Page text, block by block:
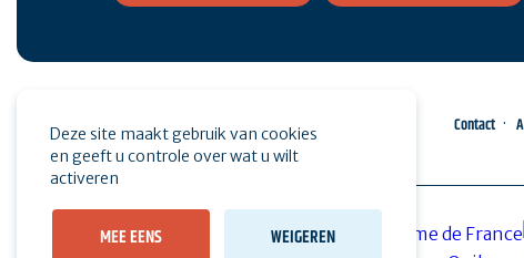
Espace pro Druk op Contact
Deze site maakt gebruik van cookies
en geeft u controle over wat u wilt
activeren
MEE EENS WEIGEREN